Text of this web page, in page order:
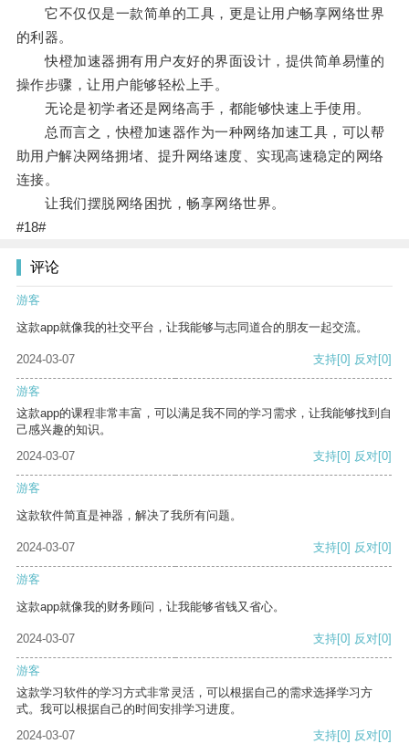
它不仅仅是一款简单的工具，更是让用户畅享网络世界
的利器。
快橙加速器拥有用户友好的界面设计，提供简单易懂的
操作步骤，让用户能够轻松上手。
无论是初学者还是网络高手，都能够快速上手使用。
总而言之，快橙加速器作为一种网络加速工具，可以帮
助用户解决网络拥堵、提升网络速度、实现高速稳定的网络
连接。
让我们摆脱网络困扰，畅享网络世界。
#18#
评论
游客
这款app就像我的社交平台，让我能够与志同道合的朋友一起交流。
2024-03-07 支持[0] 反对[0]
游客
这款app的课程非常丰富，可以满足我不同的学习需求，让我能够找到自
己感兴趣的知识。
2024-03-07
支持[0] 反对[0]
游客
这款软件简直是神器，解决了我所有问题。
2024-03-07 支持[0] 反对[0]
游客
这款app就像我的财务顾问，让我能够省钱又省心。
2024-03-07 支持[0] 反对[0]
游客
这款学习软件的学习方式非常灵活，可以根据自己的需求选择学习方
式。我可以根据自己的时间安排学习进度。
2024-03-07
支持[0] 反对[0]